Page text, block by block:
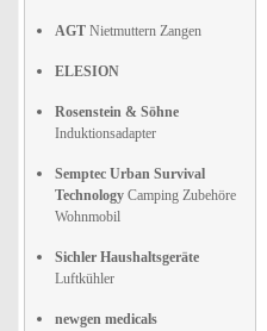
AGT Nietmuttern Zangen
ELESION
Rosenstein & Söhne
Induktionsadapter
Semptec Urban Survival
Technology Camping Zubehöre
Wohnmobil
Sichler Haushaltsgeräte
Luftkühler
newgen medicals